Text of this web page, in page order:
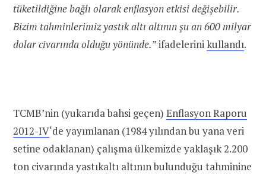
tüketildiğine bağlı olarak enflasyon etkisi değişebilir.
Bizim tahminlerimiz yastık altı altının şu an 600 milyar
dolar civarında olduğu yönünde.” ifadelerini kullandı.
TCMB’nin (yukarıda bahsi geçen) Enflasyon Raporu
2012-IV‘de yayımlanan (1984 yılından bu yana veri
setine odaklanan) çalışma ülkemizde yaklaşık 2.200
ton civarında yastıkaltı altının bulunduğu tahminine